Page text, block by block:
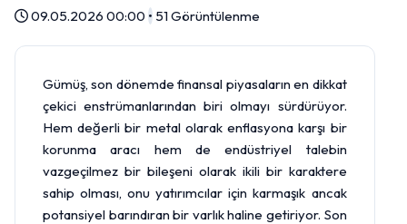
09.05.2026 00:00 • 51 Görüntülenme
Gümüş, son dönemde finansal piyasaların en dikkat
çekici enstrümanlarından biri olmayı sürdürüyor.
Hem değerli bir metal olarak enflasyona karşı bir
korunma aracı hem de endüstriyel talebin
vazgeçilmez bir bileşeni olarak ikili bir karaktere
sahip olması, onu yatırımcılar için karmaşık ancak
potansiyel barındıran bir varlık haline getiriyor. Son